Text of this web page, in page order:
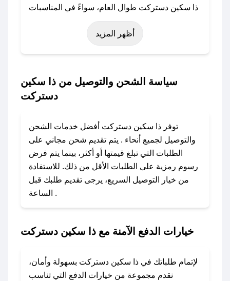
ذا سكين دستركت طوال العام، سواءً في المناسبات
مثل عيد الفطر، عيد الأضحى، الجمعة البيضاء (شهر
نوفمبر)، رمضان، اليوم الوطني، يوم التأسيس، أو
حتى عروض خاصة أخرى.
دستركت؟
باستخدام تطبيق صحصح، يمكنك العثور بسهولة على
الكوبون، تواصل معنا عبر تويتر أو البريد الإلكتروني
لإضافته بسرعة.
### كيفية استخدام كود خصم ذا سكين دستركت؟
1. انسخ كود الخصم من تطبيق صحصح.
2. الصقه في خانة الدفع عند التسوق من ذا سكين
دستركت.
### ماذا أفعل إذا لم يعمل كود الخصم؟
الرسائل الخاصة على تويتر أو البريد الإلكتروني،
وسنقوم بحل المشكلة في أسرع وقت ممكن.
أظهر المزيد
سياسة الشحن والتوصيل من ذا سكين
دستركت
توفر ذا سكين دستركت أفضل خدمات الشحن
والتوصيل لجميع أنحاء . يتم تقديم شحن مجاني على
الطلبات التي تبلغ قيمتها أو أكثر، بينما يتم فرض
رسوم رمزية على الطلبات الأقل من ذلك. للاستفادة
من خيار التوصيل السريع، يرجى تقديم طلبك قبل
الساعة .
خيارات الدفع الآمنة مع ذا سكين دستركت
لإتمام طلباتك في ذا سكين دستركت بسهولة وأمان،
نقدم مجموعة من خيارات الدفع التي تناسب